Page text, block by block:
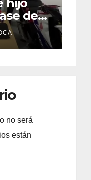
hijo
de
no será
están